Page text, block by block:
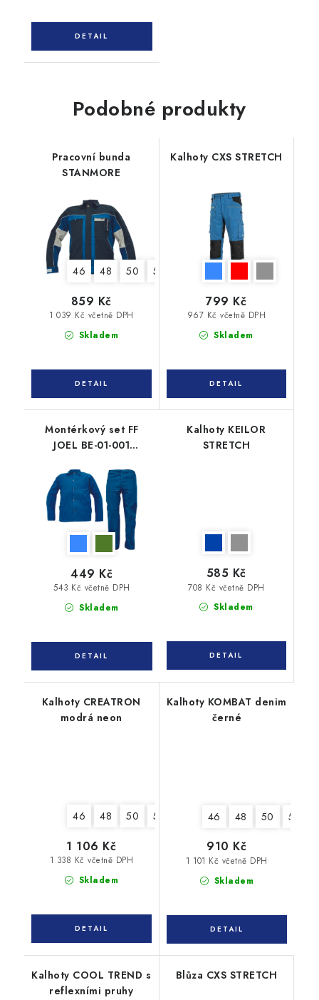
Podobné produkty
Pracovní bunda
STANMORE
46 48 50 52
Skladem
1 039 Kč včetně DPH
859 Kč
Kalhoty CXS STRETCH
Skladem
967 Kč včetně DPH
799 Kč
Montérkový set FF
JOEL BE-01-001
Skladem
543 Kč včetně DPH
449 Kč
Kalhoty KEILOR
STRETCH
Skladem
708 Kč včetně DPH
585 Kč
Kalhoty CREATRON
modrá neon
46 48 50 52 56 58 60 62
Skladem
1 338 Kč včetně DPH
1 106 Kč
Kalhoty KOMBAT denim
černé
46 48 50 52
Skladem
1 101 Kč včetně DPH
910 Kč
Kalhoty COOL TREND s
reflexními pruhy
Blůza CXS STRETCH